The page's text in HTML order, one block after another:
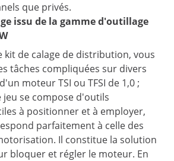
que privés.
issu de la gamme d'outillage
kit de calage de distribution, vous
tâches compliquées sur divers
moteur TSI ou TFSI de 1,0 ;
jeu se compose d'outils
à positionner et à employer,
parfaitement à celle des
Il constitue la solution
bloquer et régler le moteur. En